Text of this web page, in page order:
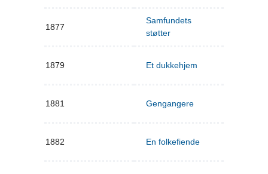
1877
Samfundets
støtter
1879 Et dukkehjem
1881 Gengangere
1882 En folkefiende